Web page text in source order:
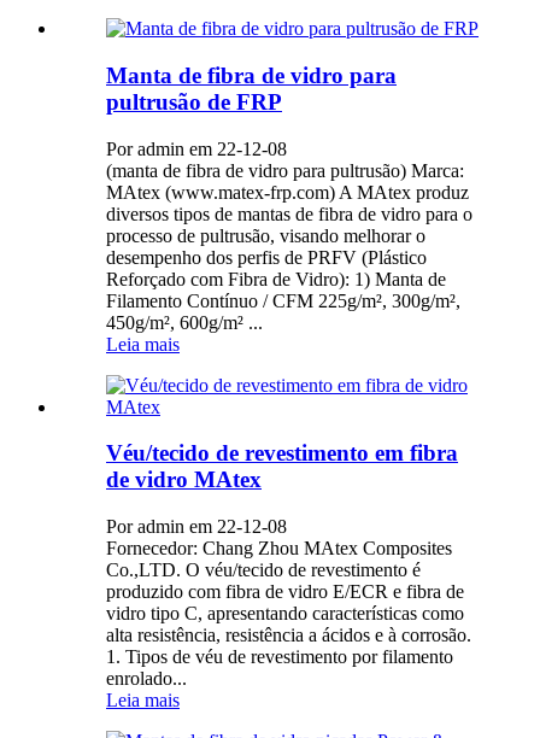
Manta de fibra de vidro para
pultrusão de FRP
Por admin em 22-12-08
(manta de fibra de vidro para pultrusão) Marca:
MAtex (www.matex-frp.com) A MAtex produz
diversos tipos de mantas de fibra de vidro para o
processo de pultrusão, visando melhorar o
desempenho dos perfis de PRFV (Plástico
Reforçado com Fibra de Vidro): 1) Manta de
Filamento Contínuo / CFM 225g/m², 300g/m²,
450g/m², 600g/m² ...
Leia mais
Véu/tecido de revestimento em fibra
de vidro MAtex
Por admin em 22-12-08
Fornecedor: Chang Zhou MAtex Composites
Co.,LTD. O véu/tecido de revestimento é
produzido com fibra de vidro E/ECR e fibra de
vidro tipo C, apresentando características como
alta resistência, resistência a ácidos e à corrosão.
1. Tipos de véu de revestimento por filamento
enrolado...
Leia mais